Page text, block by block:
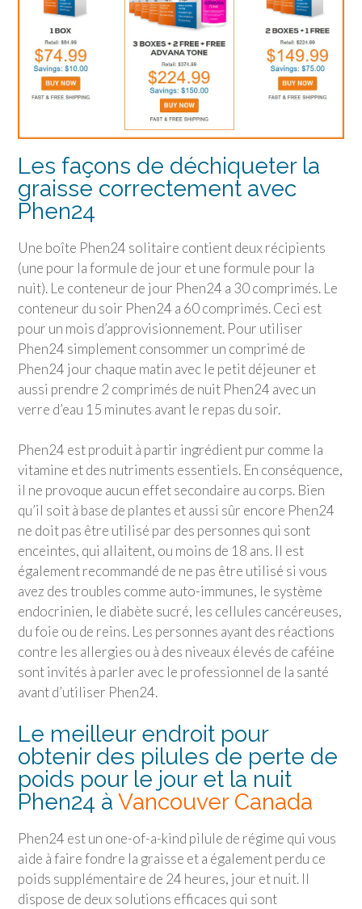
Les façons de déchiqueter la
graisse correctement avec
Phen24
Une boîte Phen24 solitaire contient deux récipients
(une pour la formule de jour et une formule pour la
nuit). Le conteneur de jour Phen24 a 30 comprimés. Le
conteneur du soir Phen24 a 60 comprimés. Ceci est
pour un mois d’approvisionnement. Pour utiliser
Phen24 simplement consommer un comprimé de
Phen24 jour chaque matin avec le petit déjeuner et
aussi prendre 2 comprimés de nuit Phen24 avec un
verre d’eau 15 minutes avant le repas du soir.
Phen24 est produit à partir ingrédient pur comme la
vitamine et des nutriments essentiels. En conséquence,
il ne provoque aucun effet secondaire au corps. Bien
qu’il soit à base de plantes et aussi sûr encore Phen24
ne doit pas être utilisé par des personnes qui sont
enceintes, qui allaitent, ou moins de 18 ans. Il est
également recommandé de ne pas être utilisé si vous
avez des troubles comme auto-immunes, le système
endocrinien, le diabète sucré, les cellules cancéreuses,
du foie ou de reins. Les personnes ayant des réactions
contre les allergies ou à des niveaux élevés de caféine
sont invités à parler avec le professionnel de la santé
avant d’utiliser Phen24.
Le meilleur endroit pour
obtenir des pilules de perte de
poids pour le jour et la nuit
Phen24 à Vancouver Canada
Phen24 est un one-of-a-kind pilule de régime qui vous
aide à faire fondre la graisse et a également perdu ce
poids supplémentaire de 24 heures, jour et nuit. Il
dispose de deux solutions efficaces qui sont